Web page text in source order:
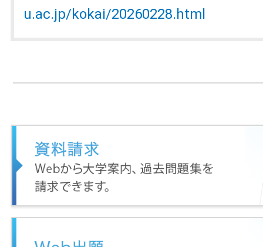
u.ac.jp/kokai/20260228.html